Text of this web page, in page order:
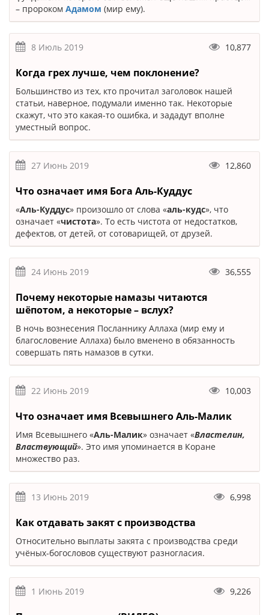
– пророком Адамом (мир ему).
8 Июль 2019 10,877
Когда грех лучше, чем поклонение?
Большинство из тех, кто прочитал заголовок нашей
статьи, наверное, подумали именно так. Некоторые
скажут, что это какая-то ошибка, и зададут вполне
уместный вопрос.
27 Июнь 2019 12,860
Что означает имя Бога Аль-Куддус
«Аль-Куддус» произошло от слова «аль-кудс», что
означает «чистота». То есть чистота от недостатков,
дефектов, от детей, от сотоварищей, от друзей.
24 Июнь 2019 36,555
Почему некоторые намазы читаются
шёпотом, а некоторые – вслух?
В ночь вознесения Посланнику Аллаха (мир ему и
благословение Аллаха) было вменено в обязанность
совершать пять намазов в сутки.
22 Июнь 2019 10,003
Что означает имя Всевышнего Аль-Малик
Имя Всевышнего «Аль-Малик» означает «Властелин,
Властвующий». Это имя упоминается в Коране
множество раз.
13 Июнь 2019 6,998
Как отдавать закят с производства
Относительно выплаты закята с производства среди
учёных-богословов существуют разногласия.
1 Июнь 2019 9,226